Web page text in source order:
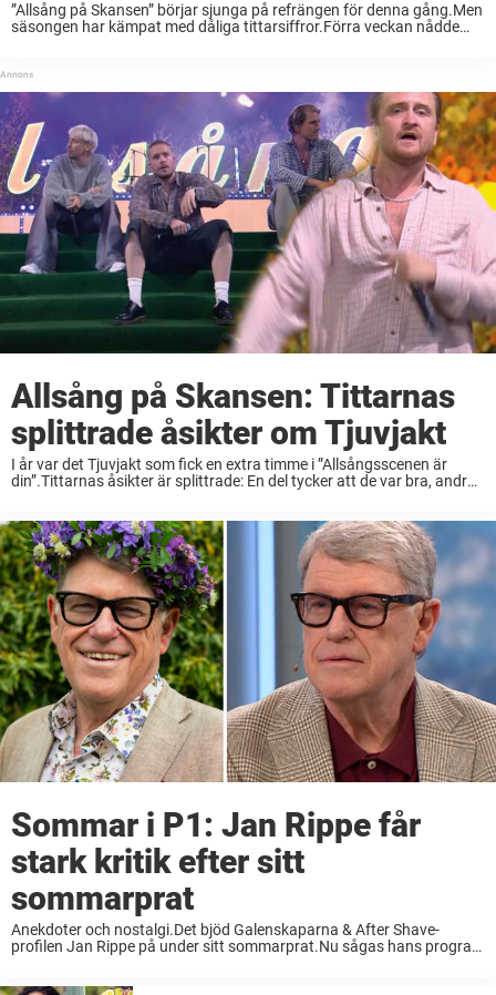
”Allsång på Skansen” börjar sjunga på refrängen för denna gång.Men
säsongen har kämpat med dåliga tittarsiffror.Förra veckan nådde
...
Allsång på Skansen: Tittarnas
splittrade åsikter om Tjuvjakt
I år var det Tjuvjakt som fick en extra timme i ”Allsångsscenen är
din”.Tittarnas åsikter är splittrade: En del tycker att de var bra, andra
Sommar i P1: Jan Rippe får
stark kritik efter sitt
sommarprat
Anekdoter och nostalgi.Det bjöd Galenskaparna & After Shave-
profilen Jan Rippe på under sitt sommarprat.Nu sågas hans program